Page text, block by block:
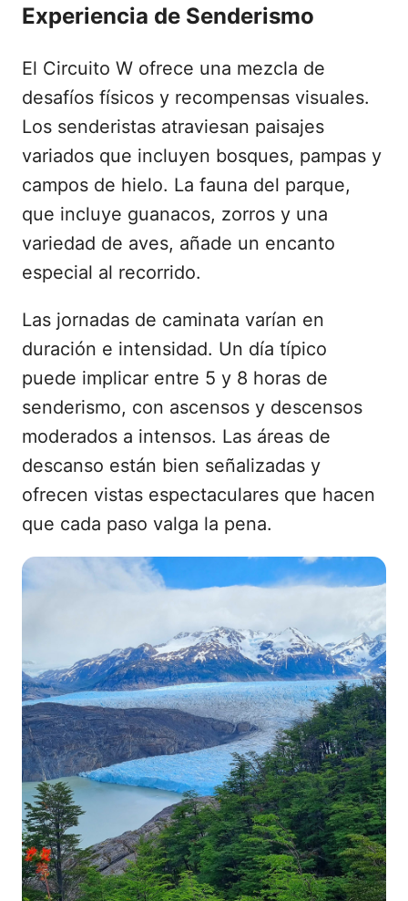
Experiencia de Senderismo
El Circuito W ofrece una mezcla de
desafíos físicos y recompensas visuales.
Los senderistas atraviesan paisajes
variados que incluyen bosques, pampas y
campos de hielo. La fauna del parque,
que incluye guanacos, zorros y una
variedad de aves, añade un encanto
especial al recorrido.
Las jornadas de caminata varían en
duración e intensidad. Un día típico
puede implicar entre 5 y 8 horas de
senderismo, con ascensos y descensos
moderados a intensos. Las áreas de
descanso están bien señalizadas y
ofrecen vistas espectaculares que hacen
que cada paso valga la pena.